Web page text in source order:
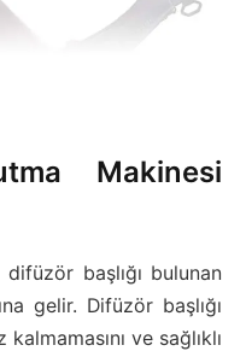
Makinesi
başlığı bulunan
gelir. Difüzör başlığı
ve sağlıklı